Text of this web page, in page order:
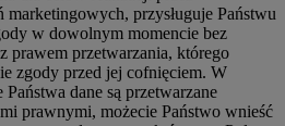
marketingowych, przysługuje Państwu
w dowolnym momencie bez
prawem przetwarzania, którego
zgody przed jej cofnięciem. W
dane są przetwarzane
prawnymi, możecie Państwo wnieść